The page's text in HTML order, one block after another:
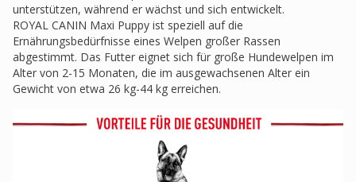
unterstützen, während er wächst und sich entwickelt.
ROYAL CANIN Maxi Puppy ist speziell auf die
Ernährungsbedürfnisse eines Welpen großer Rassen
abgestimmt. Das Futter eignet sich für große Hundewelpen im
Alter von 2-15 Monaten, die im ausgewachsenen Alter ein
Gewicht von etwa 26 kg-44 kg erreichen.